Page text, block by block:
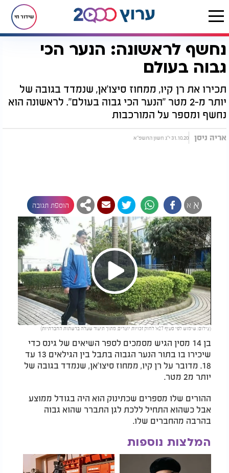
שידור חי
דף הבית רץ בוואטסאפ נחשף לראשונה: הנער הכי גבוה בעולם
נחשף לראשונה: הנער הכי
גבוה בעולם
תכירו את רן קיו, ממחוז סיצו'אן, שנמדד בגובה של
יותר מ-2 מטר "הנער הכי גבוה בעולם". לראשונה הוא
נחשף ומספר על המורכבות
אריה ניסן 31.10.20 י"ג חשון התשפ"א
א א הוספת תגובה
Play
Video
(צילום: שימוש לפי סעיף 27א’ לחוק זכויות יוצרים, מתוך תיעוד שעלה ברשתות החברתיות)
בן 14 מסין הגיש מסמכים לספר השיאים של גינס כדי
שיכירו בו בתור הנער הגבוה בתבל בין הגילאים 13 עד
18. מדובר על רן קיו, ממחוז סיצו'אן, שנמדד בגובה של
יותר מ2 מטר.
ההורים שלו מספרים שכתינוק הוא היה בגודל ממוצע
אבל כשהוא התחיל ללכת לגן התברר שהוא גבוה
בהרבה מהחברים שלו.
המלצות נוספות